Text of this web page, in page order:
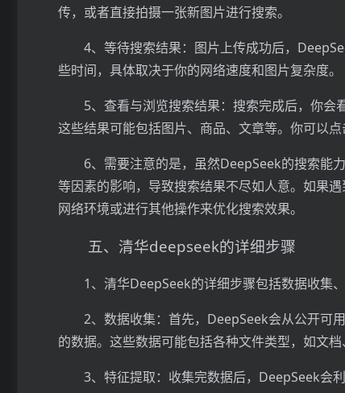
传，或者直接拍摄一张新图片进行搜索。
4、等待搜索结果：图片上传成功后，
些时间，具体取决于你的网络速度和图片复杂度。
5、查看与浏览搜索结果：搜索完成后，你会
这些结果可能包括图片、商品、文章等。你可以
6、需要注意的是，虽然DeepSeek的搜索能
等因素的影响，导致搜索结果不尽如人意。如果
网络环境或进行其他操作来优化搜索效果。
五、清华deepseek的详细步骤
1、清华DeepSeek的详细步骤包括数据收集
2、数据收集：首先，DeepSeek会从公开可
的数据。这些数据可能包括各种文件类型，如文档
3、特征提取：收集完数据后，DeepSeek会